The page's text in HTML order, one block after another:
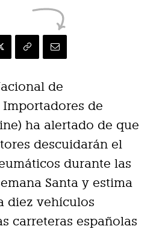
de
de
ha alertado de que
descuidarán el
durante las
Santa y estima
diez vehículos
carreteras españolas